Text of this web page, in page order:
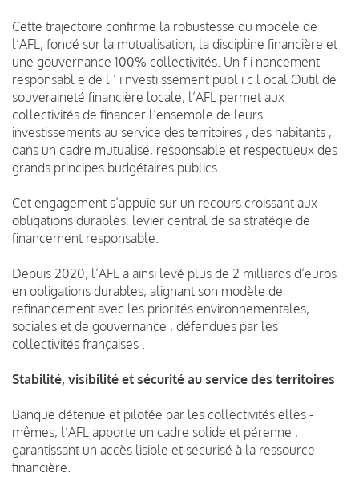
Cette trajectoire confirme la robustesse du modèle de
l’AFL, fondé sur la mutualisation, la discipline financière et
une gouvernance 100% collectivités. Un f i nancement
responsabl e de l ’ i nvesti ssement publ i c l ocal Outil de
souveraineté financière locale, l’AFL permet aux
collectivités de financer l’ensemble de leurs
investissements au service des territoires , des habitants ,
dans un cadre mutualisé, responsable et respectueux des
grands principes budgétaires publics .
Cet engagement s’appuie sur un recours croissant aux
obligations durables, levier central de sa stratégie de
financement responsable.
Depuis 2020, l’AFL a ainsi levé plus de 2 milliards d’euros
en obligations durables, alignant son modèle de
refinancement avec les priorités environnementales,
sociales et de gouvernance , défendues par les
collectivités françaises .
Stabilité, visibilité et sécurité au service des territoires
Banque détenue et pilotée par les collectivités elles -
mêmes, l’AFL apporte un cadre solide et pérenne ,
garantissant un accès lisible et sécurisé à la ressource
financière.